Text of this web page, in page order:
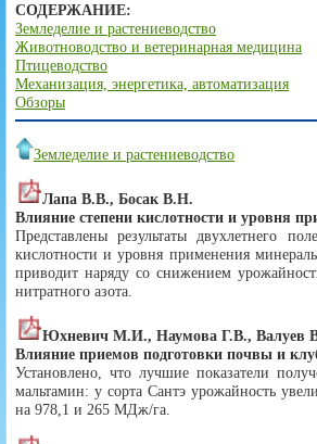
СОДЕРЖАНИЕ:
Земледелие и растениеводство
Животноводство и ветеринарная медицина
Птицеводство
Механизация, энергетика, автоматизация
Обзоры
Земледелие и растениеводство
Лапа В.В., Босак В.Н.
Влияние степени кислотности и уровня
Представлены результаты двухлетнего
кислотности и уровня применения
приводит наряду со снижением
нитратного азота.
Юхневич М.И., Наумова Г.В., Валуев
Влияние приемов подготовки почвы и
Установлено, что лучшие показатели
мальтамин: у сорта Сантэ урожайность
на 978,1 и 265 МДж/га.